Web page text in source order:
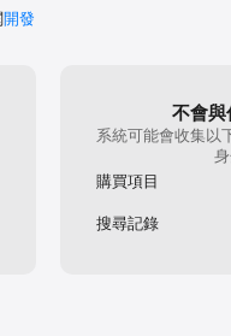
開發
不會與
系統可能會收集以
購買項目
搜尋記錄